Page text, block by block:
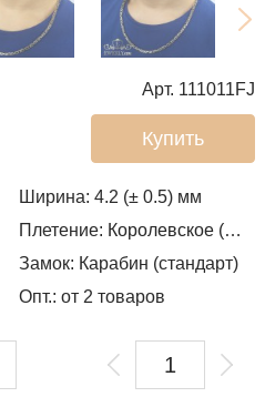
Арт. 111011FJ
Купить
Ширина:4.2 (± 0.5) мм
Плетение: Королевское (византия)
Замок: Карабин (стандарт)
Опт.: от 2 товаров